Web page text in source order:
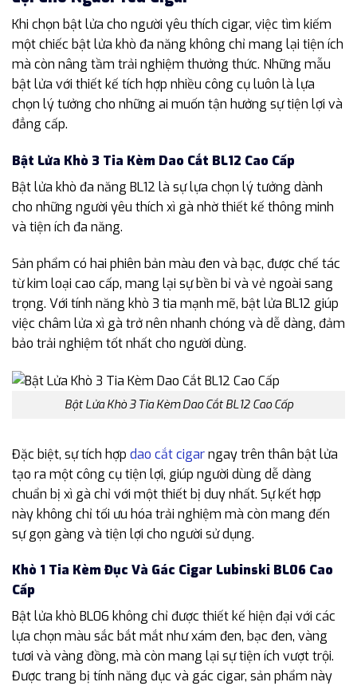
Khi chọn bật lửa cho người yêu thích cigar, việc tìm kiếm
một chiếc bật lửa khò đa năng không chỉ mang lại tiện ích
mà còn nâng tầm trải nghiệm thưởng thức. Những mẫu
bật lửa với thiết kế tích hợp nhiều công cụ luôn là lựa
chọn lý tưởng cho những ai muốn tận hưởng sự tiện lợi và
đẳng cấp.
Bật Lửa Khò 3 Tia Kèm Dao Cắt BL12 Cao Cấp
Bật lửa khò đa năng BL12 là sự lựa chọn lý tưởng dành
cho những người yêu thích xì gà nhờ thiết kế thông minh
và tiện ích đa năng.
Sản phẩm có hai phiên bản màu đen và bạc, được chế tác
từ kim loại cao cấp, mang lại sự bền bỉ và vẻ ngoài sang
trọng. Với tính năng khò 3 tia mạnh mẽ, bật lửa BL12 giúp
việc châm lửa xì gà trở nên nhanh chóng và dễ dàng, đảm
bảo trải nghiệm tốt nhất cho người dùng.
Bật Lửa Khò 3 Tia Kèm Dao Cắt BL12 Cao Cấp
Đặc biệt, sự tích hợp dao cắt cigarngay trên thân bật lửa
tạo ra một công cụ tiện lợi, giúp người dùng dễ dàng
chuẩn bị xì gà chỉ với một thiết bị duy nhất. Sự kết hợp
này không chỉ tối ưu hóa trải nghiệm mà còn mang đến
sự gọn gàng và tiện lợi cho người sử dụng.
Khò 1 Tia Kèm Đục Và Gác Cigar Lubinski BL06 Cao
Cấp
Bật lửa khò BL06 không chỉ được thiết kế hiện đại với các
lựa chọn màu sắc bắt mắt như xám đen, bạc đen, vàng
tươi và vàng đồng, mà còn mang lại sự tiện ích vượt trội.
Được trang bị tính năng đục và gác cigar, sản phẩm này